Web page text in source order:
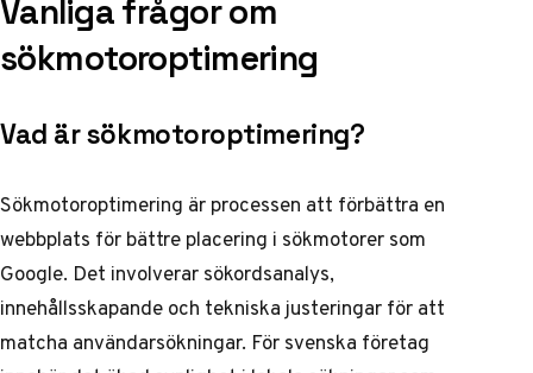
Vanliga frågor om
sökmotoroptimering
Vad är sökmotoroptimering?
Sökmotoroptimering är processen att förbättra en
webbplats för bättre placering i sökmotorer som
Google. Det involverar sökordsanalys,
innehållsskapande och tekniska justeringar för att
matcha användarsökningar. För svenska företag